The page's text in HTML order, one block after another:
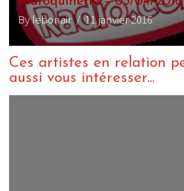
By lebonair/ 11 janvier 2016
Ces artistes en relation
aussi vous intéresser...